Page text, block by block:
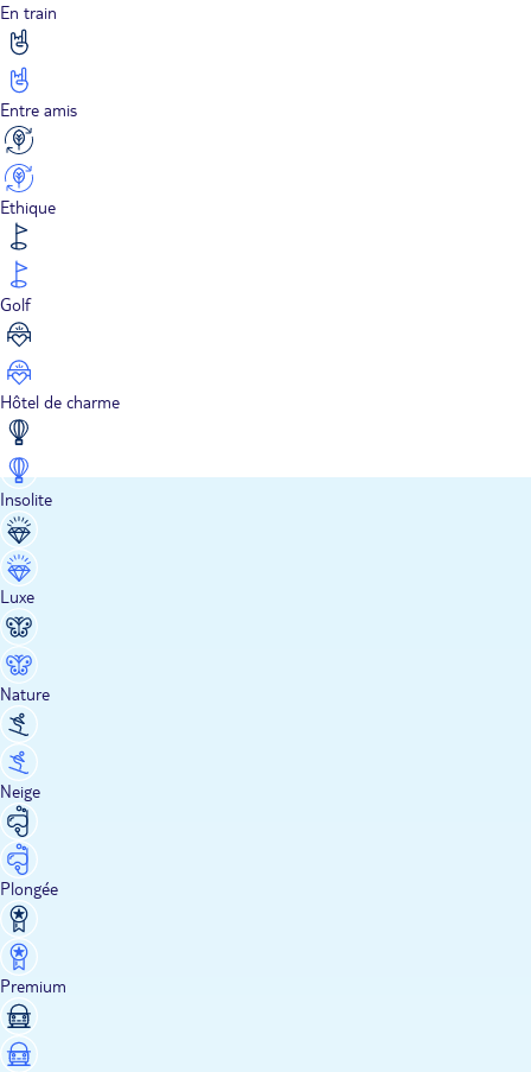
En train
Entre amis
Ethique
Golf
Hôtel de charme
Insolite
Luxe
Nature
Neige
Plongée
Premium